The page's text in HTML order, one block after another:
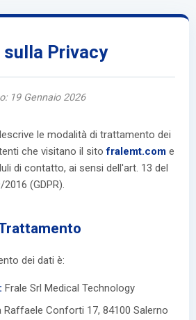
Privacy
19 Gennaio 2026
le modalità di trattamento dei
che visitano il sitofralemt.com e
di contatto, ai sensi dell'art. 13 del
(GDPR).
dei dati è:
Frale Srl Medical Technology
Raffaele Conforti 17, 84100 Salerno